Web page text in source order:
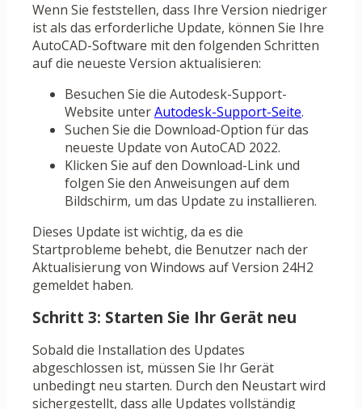
Wenn Sie feststellen, dass Ihre Version niedriger
ist als das erforderliche Update, können Sie Ihre
AutoCAD-Software mit den folgenden Schritten
auf die neueste Version aktualisieren:
Besuchen Sie die Autodesk-Support-
Website unterAutodesk-Support-Seite.
Suchen Sie die Download-Option für das
neueste Update von AutoCAD 2022.
Klicken Sie auf den Download-Link und
folgen Sie den Anweisungen auf dem
Bildschirm, um das Update zu installieren.
Dieses Update ist wichtig, da es die
Startprobleme behebt, die Benutzer nach der
Aktualisierung von Windows auf Version 24H2
gemeldet haben.
Schritt 3: Starten Sie Ihr Gerät neu
Sobald die Installation des Updates
abgeschlossen ist, müssen Sie Ihr Gerät
unbedingt neu starten. Durch den Neustart wird
sichergestellt, dass alle Updates vollständig